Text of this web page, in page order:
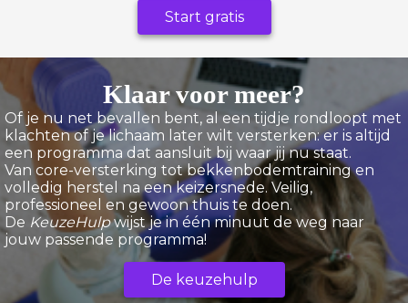
Start gratis
Klaar voor meer?
Of je nu net bevallen bent, al een tijdje rondloopt met
klachten of je lichaam later wilt versterken: er is altijd
een programma dat aansluit bij waar jij nu staat.
Van core-versterking tot bekkenbodemtraining en
volledig herstel na een keizersnede. Veilig,
professioneel en gewoon thuis te doen.
De KeuzeHulpwijst je in één minuut de weg naar
jouw passende programma!
De keuzehulp